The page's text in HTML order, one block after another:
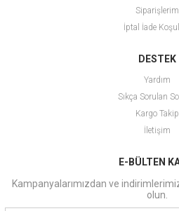
Siparişlerim
İptal İade
DESTEK
Yardım
Sıkça Sorulan
Kargo Takip
İletişim
E-BÜLTEN
Kampanyalarımızdan ve
olun.